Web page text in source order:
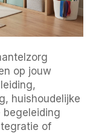
op jouw
huishoudelijke
begeleiding
of